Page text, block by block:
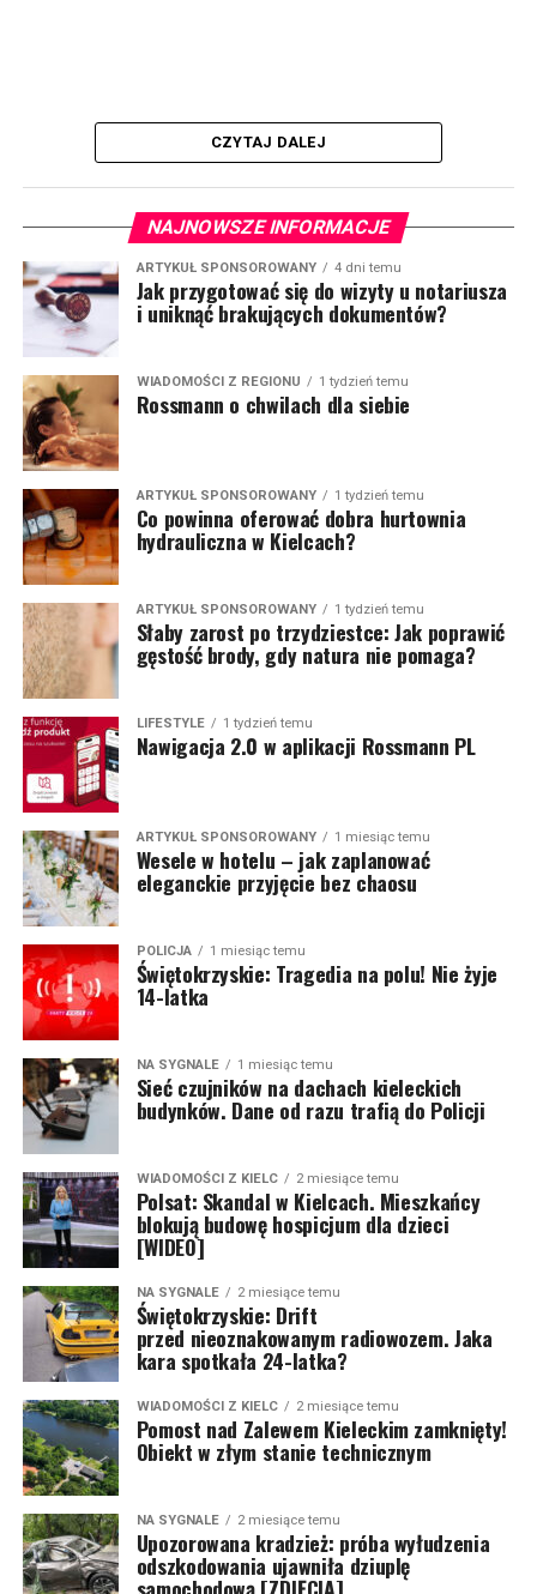
CZYTAJ DALEJ
NAJNOWSZE INFORMACJE
ARTYKUŁ SPONSOROWANY 4 dni temu
Jak przygotować się do wizyty u notariusza
i uniknąć brakujących dokumentów?
WIADOMOŚCI Z REGIONU 1 tydzień temu
Rossmann o chwilach dla siebie
ARTYKUŁ SPONSOROWANY 1 tydzień temu
Co powinna oferować dobra hurtownia
hydrauliczna w Kielcach?
ARTYKUŁ SPONSOROWANY 1 tydzień temu
Słaby zarost po trzydziestce: Jak poprawić
gęstość brody, gdy natura nie pomaga?
LIFESTYLE 1 tydzień temu
Nawigacja 2.0 w aplikacji Rossmann PL
ARTYKUŁ SPONSOROWANY 1 miesiąc temu
Wesele w hotelu – jak zaplanować
eleganckie przyjęcie bez chaosu
POLICJA 1 miesiąc temu
Świętokrzyskie: Tragedia na polu! Nie żyje
14-latka
NA SYGNALE 1 miesiąc temu
Sieć czujników na dachach kieleckich
budynków. Dane od razu trafią do Policji
WIADOMOŚCI Z KIELC 2 miesiące temu
Polsat: Skandal w Kielcach. Mieszkańcy
blokują budowę hospicjum dla dzieci
[WIDEO]
NA SYGNALE 2 miesiące temu
Świętokrzyskie: Drift
przed nieoznakowanym radiowozem. Jaka
kara spotkała 24-latka?
WIADOMOŚCI Z KIELC 2 miesiące temu
Pomost nad Zalewem Kieleckim zamknięty!
Obiekt w złym stanie technicznym
NA SYGNALE 2 miesiące temu
Upozorowana kradzież: próba wyłudzenia
odszkodowania ujawniła dziuplę